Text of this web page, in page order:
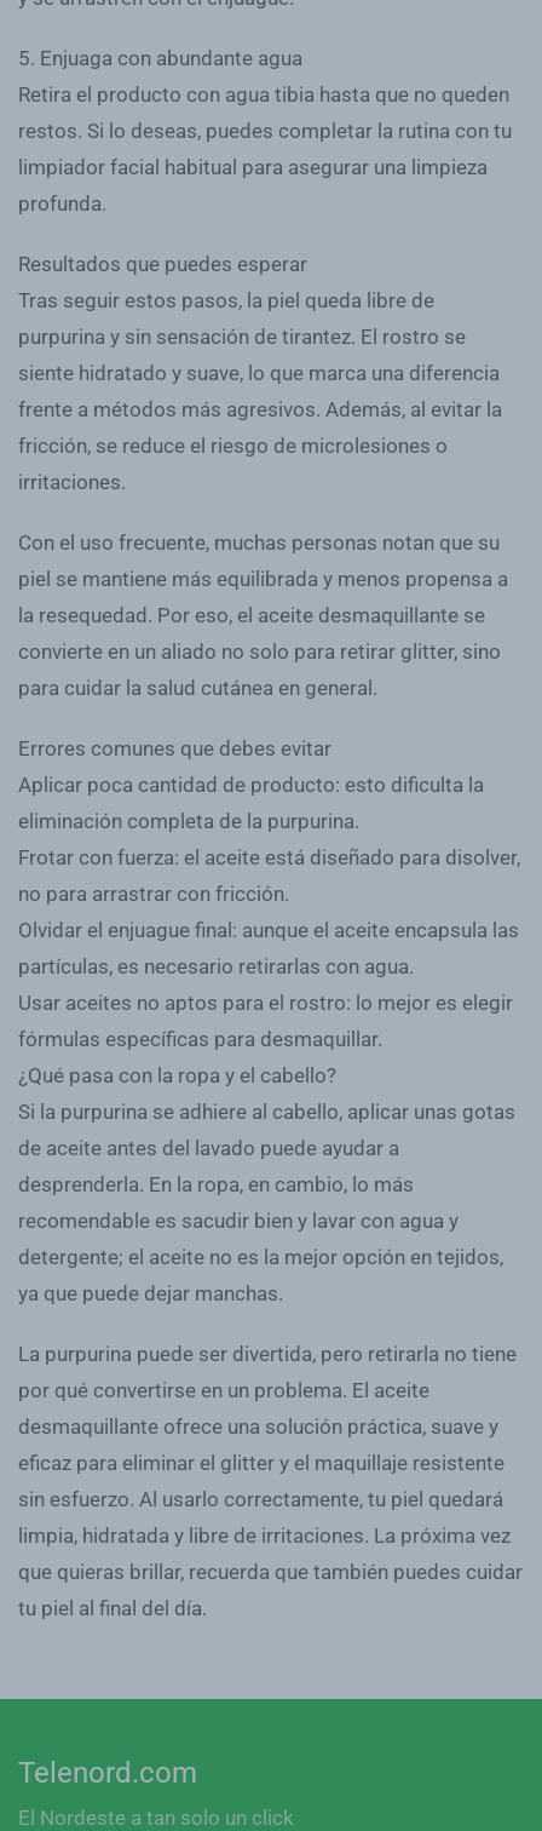
5. Enjuaga con abundante agua
Retira el producto con agua tibia hasta que no queden
restos. Si lo deseas, puedes completar la rutina con tu
limpiador facial habitual para asegurar una limpieza
profunda.
Resultados que puedes esperar
Tras seguir estos pasos, la piel queda libre de
purpurina y sin sensación de tirantez. El rostro se
siente hidratado y suave, lo que marca una diferencia
frente a métodos más agresivos. Además, al evitar la
fricción, se reduce el riesgo de microlesiones o
irritaciones.
Con el uso frecuente, muchas personas notan que su
piel se mantiene más equilibrada y menos propensa a
la resequedad. Por eso, el aceite desmaquillante se
convierte en un aliado no solo para retirar glitter, sino
para cuidar la salud cutánea en general.
Errores comunes que debes evitar
Aplicar poca cantidad de producto: esto dificulta la
eliminación completa de la purpurina.
Frotar con fuerza: el aceite está diseñado para disolver,
no para arrastrar con fricción.
Olvidar el enjuague final: aunque el aceite encapsula las
partículas, es necesario retirarlas con agua.
Usar aceites no aptos para el rostro: lo mejor es elegir
fórmulas específicas para desmaquillar.
¿Qué pasa con la ropa y el cabello?
Si la purpurina se adhiere al cabello, aplicar unas gotas
de aceite antes del lavado puede ayudar a
desprenderla. En la ropa, en cambio, lo más
recomendable es sacudir bien y lavar con agua y
detergente; el aceite no es la mejor opción en tejidos,
ya que puede dejar manchas.
La purpurina puede ser divertida, pero retirarla no tiene
por qué convertirse en un problema. El aceite
desmaquillante ofrece una solución práctica, suave y
eficaz para eliminar el glitter y el maquillaje resistente
sin esfuerzo. Al usarlo correctamente, tu piel quedará
limpia, hidratada y libre de irritaciones. La próxima vez
que quieras brillar, recuerda que también puedes cuidar
tu piel al final del día.
Telenord.com
El Nordeste a tan solo un click